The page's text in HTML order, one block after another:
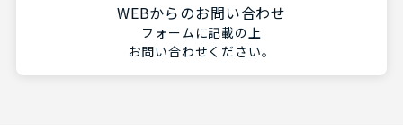
WEBからのお問い合わせ
フォームに記載の上
お問い合わせください。